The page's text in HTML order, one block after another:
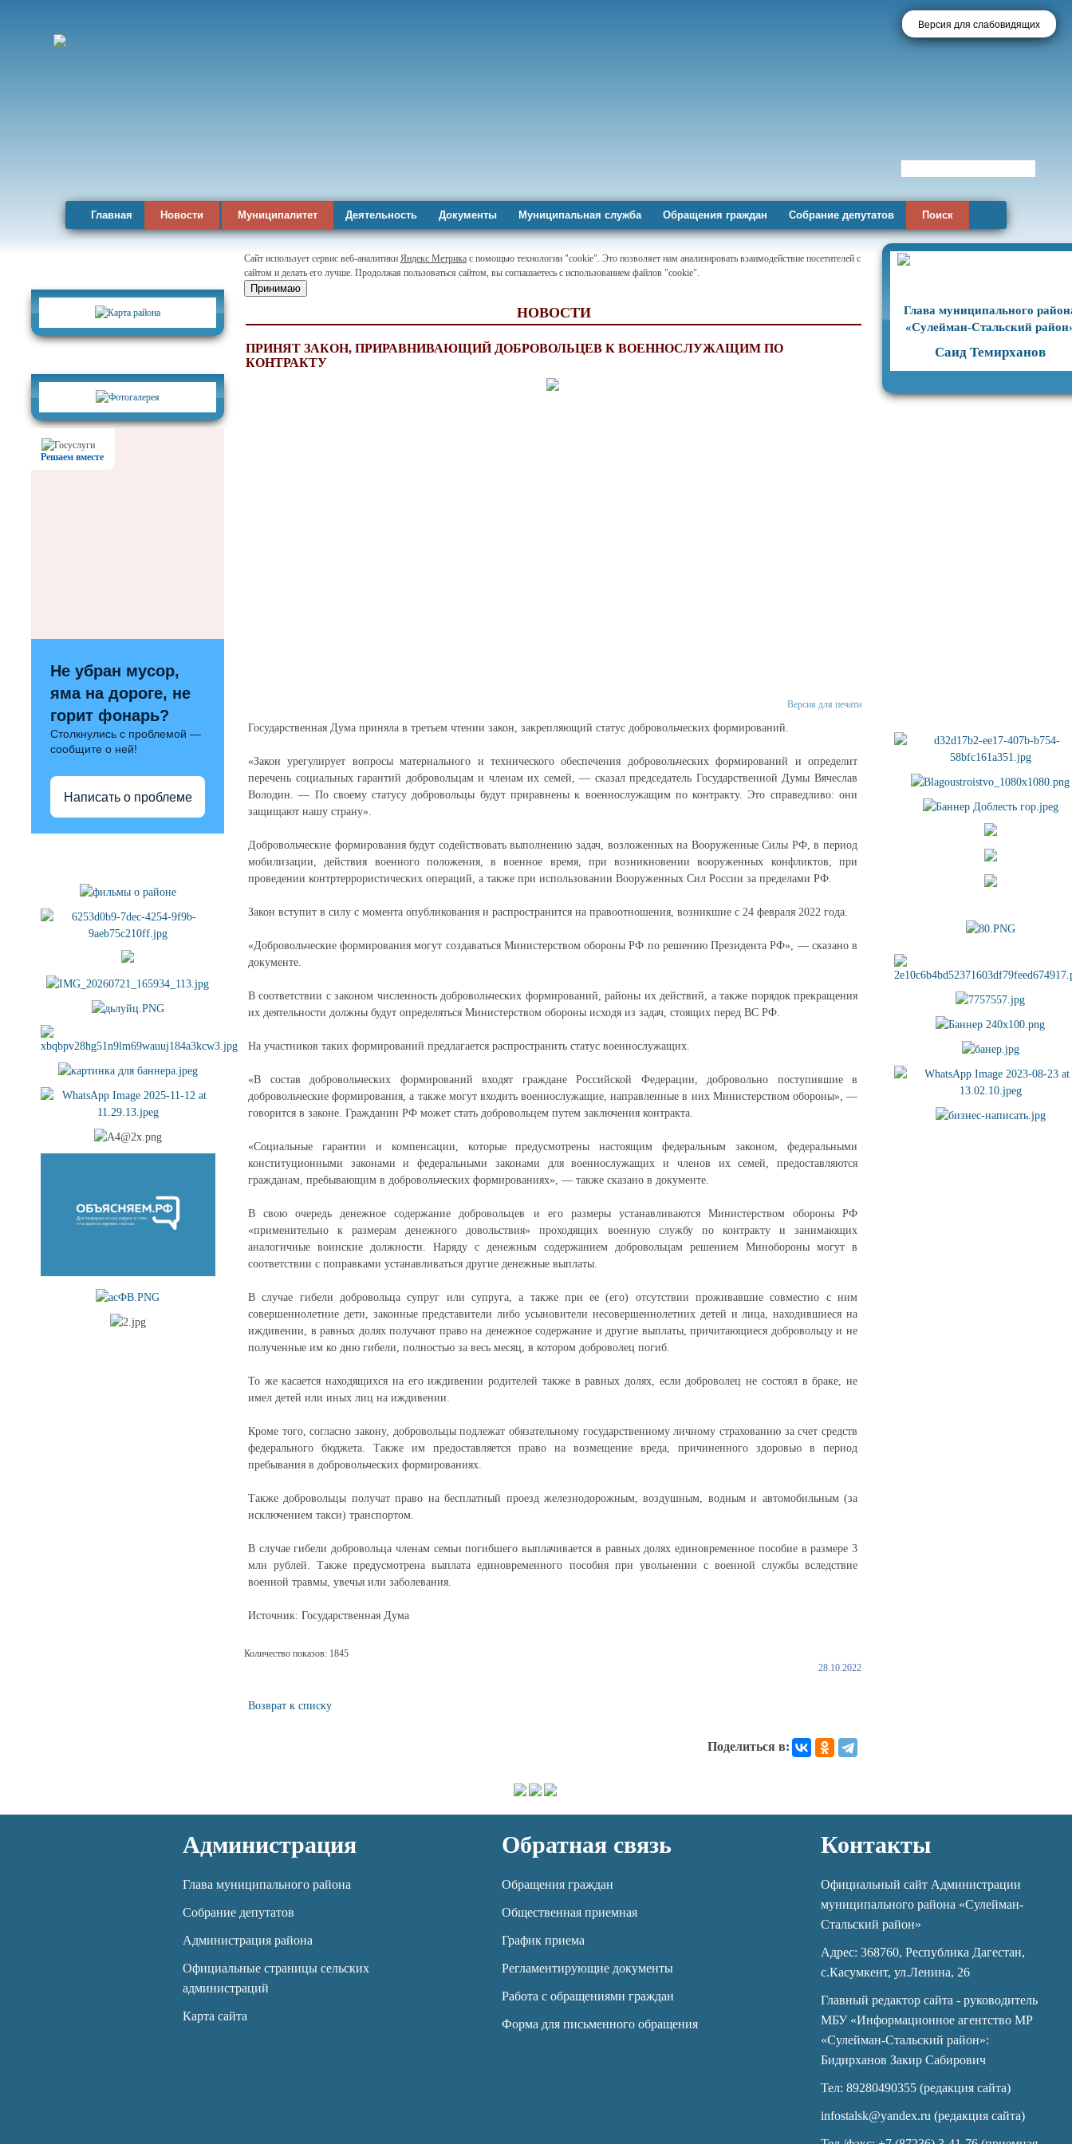
Версия для слабовидящих
Главная Новости Муниципалитет Деятельность Документы Муниципальная служба Обращения граждан Собрание депутатов Поиск
Решаем вместе
Не убран мусор,
яма на дороге, не
горит фонарь?
Столкнулись с проблемой —
сообщите о ней!
Написать о проблеме
Сайт использует сервис веб-аналитики Яндекс Метрика с помощью технологии "cookie". Это позволяет нам анализировать взаимодействие посетителей с
сайтом и делать его лучше. Продолжая пользоваться сайтом, вы соглашаетесь с использованием файлов "cookie".
Принимаю
НОВОСТИ
ПРИНЯТ ЗАКОН, ПРИРАВНИВАЮЩИЙ ДОБРОВОЛЬЦЕВ К ВОЕННОСЛУЖАЩИМ ПО
КОНТРАКТУ
Версия для печати
Государственная Дума приняла в третьем чтении закон, закрепляющий статус добровольческих формирований.
«Закон урегулирует вопросы материального и технического обеспечения добровольческих формирований и определит
перечень социальных гарантий добровольцам и членам их семей, — сказал председатель Государственной Думы Вячеслав
Володин. — По своему статусу добровольцы будут приравнены к военнослужащим по контракту. Это справедливо: они
защищают нашу страну».
Добровольческие формирования будут содействовать выполнению задач, возложенных на Вооруженные Силы РФ, в период
мобилизации, действия военного положения, в военное время, при возникновении вооруженных конфликтов, при
проведении контртеррористических операций, а также при использовании Вооруженных Сил России за пределами РФ.
Закон вступит в силу с момента опубликования и распространится на правоотношения, возникшие с 24 февраля 2022 года.
«Добровольческие формирования могут создаваться Министерством обороны РФ по решению Президента РФ», — сказано в
документе.
В соответствии с законом численность добровольческих формирований, районы их действий, а также порядок прекращения
их деятельности должны будут определяться Министерством обороны исходя из задач, стоящих перед ВС РФ.
На участников таких формирований предлагается распространить статус военнослужащих.
«В состав добровольческих формирований входят граждане Российской Федерации, добровольно поступившие в
добровольческие формирования, а также могут входить военнослужащие, направленные в них Министерством обороны», —
говорится в законе. Гражданин РФ может стать добровольцем путем заключения контракта.
«Социальные гарантии и компенсации, которые предусмотрены настоящим федеральным законом, федеральными
конституционными законами и федеральными законами для военнослужащих и членов их семей, предоставляются
гражданам, пребывающим в добровольческих формированиях», — также сказано в документе.
В свою очередь денежное содержание добровольцев и его размеры устанавливаются Министерством обороны РФ
«применительно к размерам денежного довольствия» проходящих военную службу по контракту и занимающих
аналогичные воинские должности. Наряду с денежным содержанием добровольцам решением Минобороны могут в
соответствии с поправками устанавливаться другие денежные выплаты.
В случае гибели добровольца супруг или супруга, а также при ее (его) отсутствии проживавшие совместно с ним
совершеннолетние дети, законные представители либо усыновители несовершеннолетних детей и лица, находившиеся на
иждивении, в равных долях получают право на денежное содержание и другие выплаты, причитающиеся добровольцу и не
полученные им ко дню гибели, полностью за весь месяц, в котором доброволец погиб.
То же касается находящихся на его иждивении родителей также в равных долях, если доброволец не состоял в браке, не
имел детей или иных лиц на иждивении.
Кроме того, согласно закону, добровольцы подлежат обязательному государственному личному страхованию за счет средств
федерального бюджета. Также им предоставляется право на возмещение вреда, причиненного здоровью в период
пребывания в добровольческих формированиях.
Также добровольцы получат право на бесплатный проезд железнодорожным, воздушным, водным и автомобильным (за
исключением такси) транспортом.
В случае гибели добровольца членам семьи погибшего выплачивается в равных долях единовременное пособие в размере 3
млн рублей. Также предусмотрена выплата единовременного пособия при увольнении с военной службы вследствие
военной травмы, увечья или заболевания.
Источник: Государственная Дума
Количество показов: 1845
28.10.2022
Возврат к списку
Поделиться в:
Глава муниципального
«Сулейман-Стальский
Саид Темирханов
Администрация
Глава муниципального района
Собрание депутатов
Администрация района
Официальные страницы сельских
администраций
Карта сайта
Обратная связь
Обращения граждан
Общественная приемная
График приема
Регламентирующие документы
Работа с обращениями граждан
Форма для письменного обращения
Контакты
Официальный сайт Администрации
муниципального района «Сулейман-
Стальский район»
Адрес: 368760, Республика Дагестан,
с.Касумкент, ул.Ленина, 26
Главный редактор сайта - руководитель
МБУ «Информационное агентство МР
«Сулейман-Стальский район»:
Бидирханов Закир Сабирович
Тел: 89280490355 (редакция сайта)
infostalsk@yandex.ru (редакция сайта)